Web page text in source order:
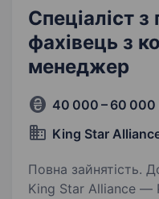
Спеціаліст
фахівець з
менеджер
40 000 – 60 000
King Star
Повна зайнятість.
King Star Alliance —